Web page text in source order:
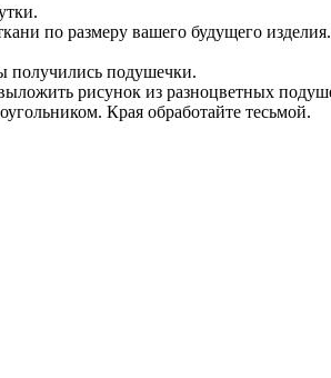
по размеру вашего будущего изделия.
получились подушечки.
рисунок из разноцветных
Края обработайте тесьмой.